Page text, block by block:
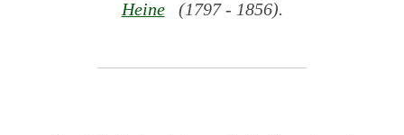
Heine(1797 - 1856).